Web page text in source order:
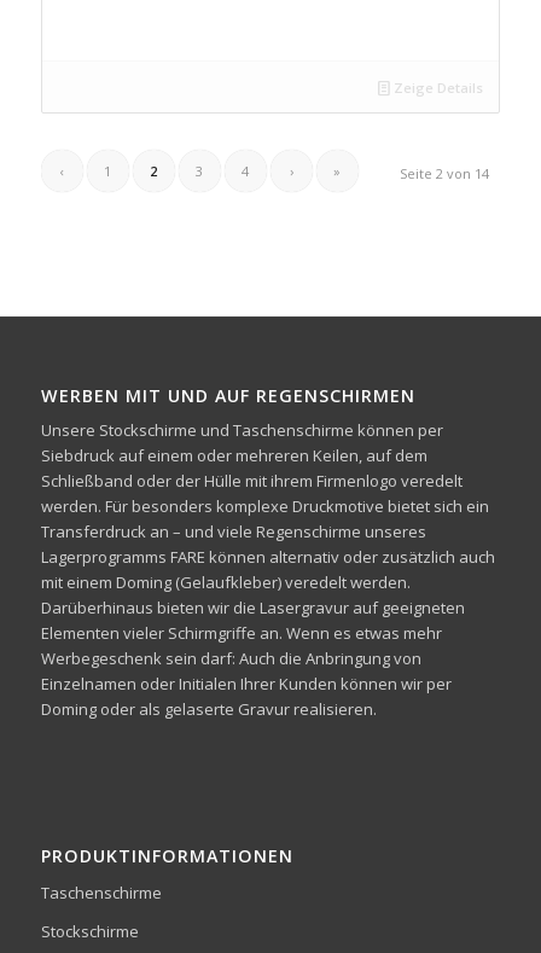
Zeige Details
Seite 2 von 14
‹ 1 2 3 4 › »
WERBEN MIT UND AUF REGENSCHIRMEN
Unsere Stockschirme und Taschenschirme können per
Siebdruck auf einem oder mehreren Keilen, auf dem
Schließband oder der Hülle mit ihrem Firmenlogo veredelt
werden. Für besonders komplexe Druckmotive bietet sich ein
Transferdruck an – und viele Regenschirme unseres
Lagerprogramms FARE können alternativ oder zusätzlich auch
mit einem Doming (Gelaufkleber) veredelt werden.
Darüberhinaus bieten wir die Lasergravur auf geeigneten
Elementen vieler Schirmgriffe an. Wenn es etwas mehr
Werbegeschenk sein darf: Auch die Anbringung von
Einzelnamen oder Initialen Ihrer Kunden können wir per
Doming oder als gelaserte Gravur realisieren.
PRODUKTINFORMATIONEN
Taschenschirme
Stockschirme